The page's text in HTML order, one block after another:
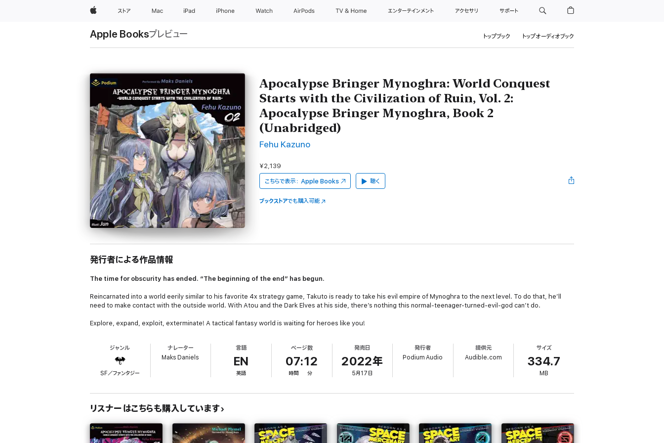
Appleストア Mac iPad iPhone Watch AirPods TV & Home エンターテインメント アクセサリ サポート
Apple Booksプレビュー トップブック トップオーディオブック
Apocalypse Bringer Mynoghra: World Conquest
Starts with the Civilization of Ruin, Vol. 2:
Apocalypse Bringer Mynoghra, Book 2
(Unabridged)
Fehu Kazuno
¥2,139
こちらで表示： Apple Books 聴く
ブックストアでも購入可能
発行者による作品情報
The time for obscurity has ended. “The beginning of the end” has begun.
Reincarnated into a world eerily similar to his favorite 4x strategy game, Takuto is ready to take his evil empire of Mynoghra to the next level. To do that, he’ll
need to make contact with the outside world. With Atou and the Dark Elves at his side, there’s nothing this normal-teenager-turned-evil-god can’t do.
Explore, expand, exploit, exterminate! A tactical fantasy world is waiting for heroes like you!
ジャンル
SF／ファンタジー
ナレーター
Maks Daniels
言語
EN
英語
ページ数
07:12
時間 分
発売日
2022年
5月17日
発行者
Podium Audio
提供元
Audible.com
サイズ
334.7
MB
リスナーはこちらも購入しています